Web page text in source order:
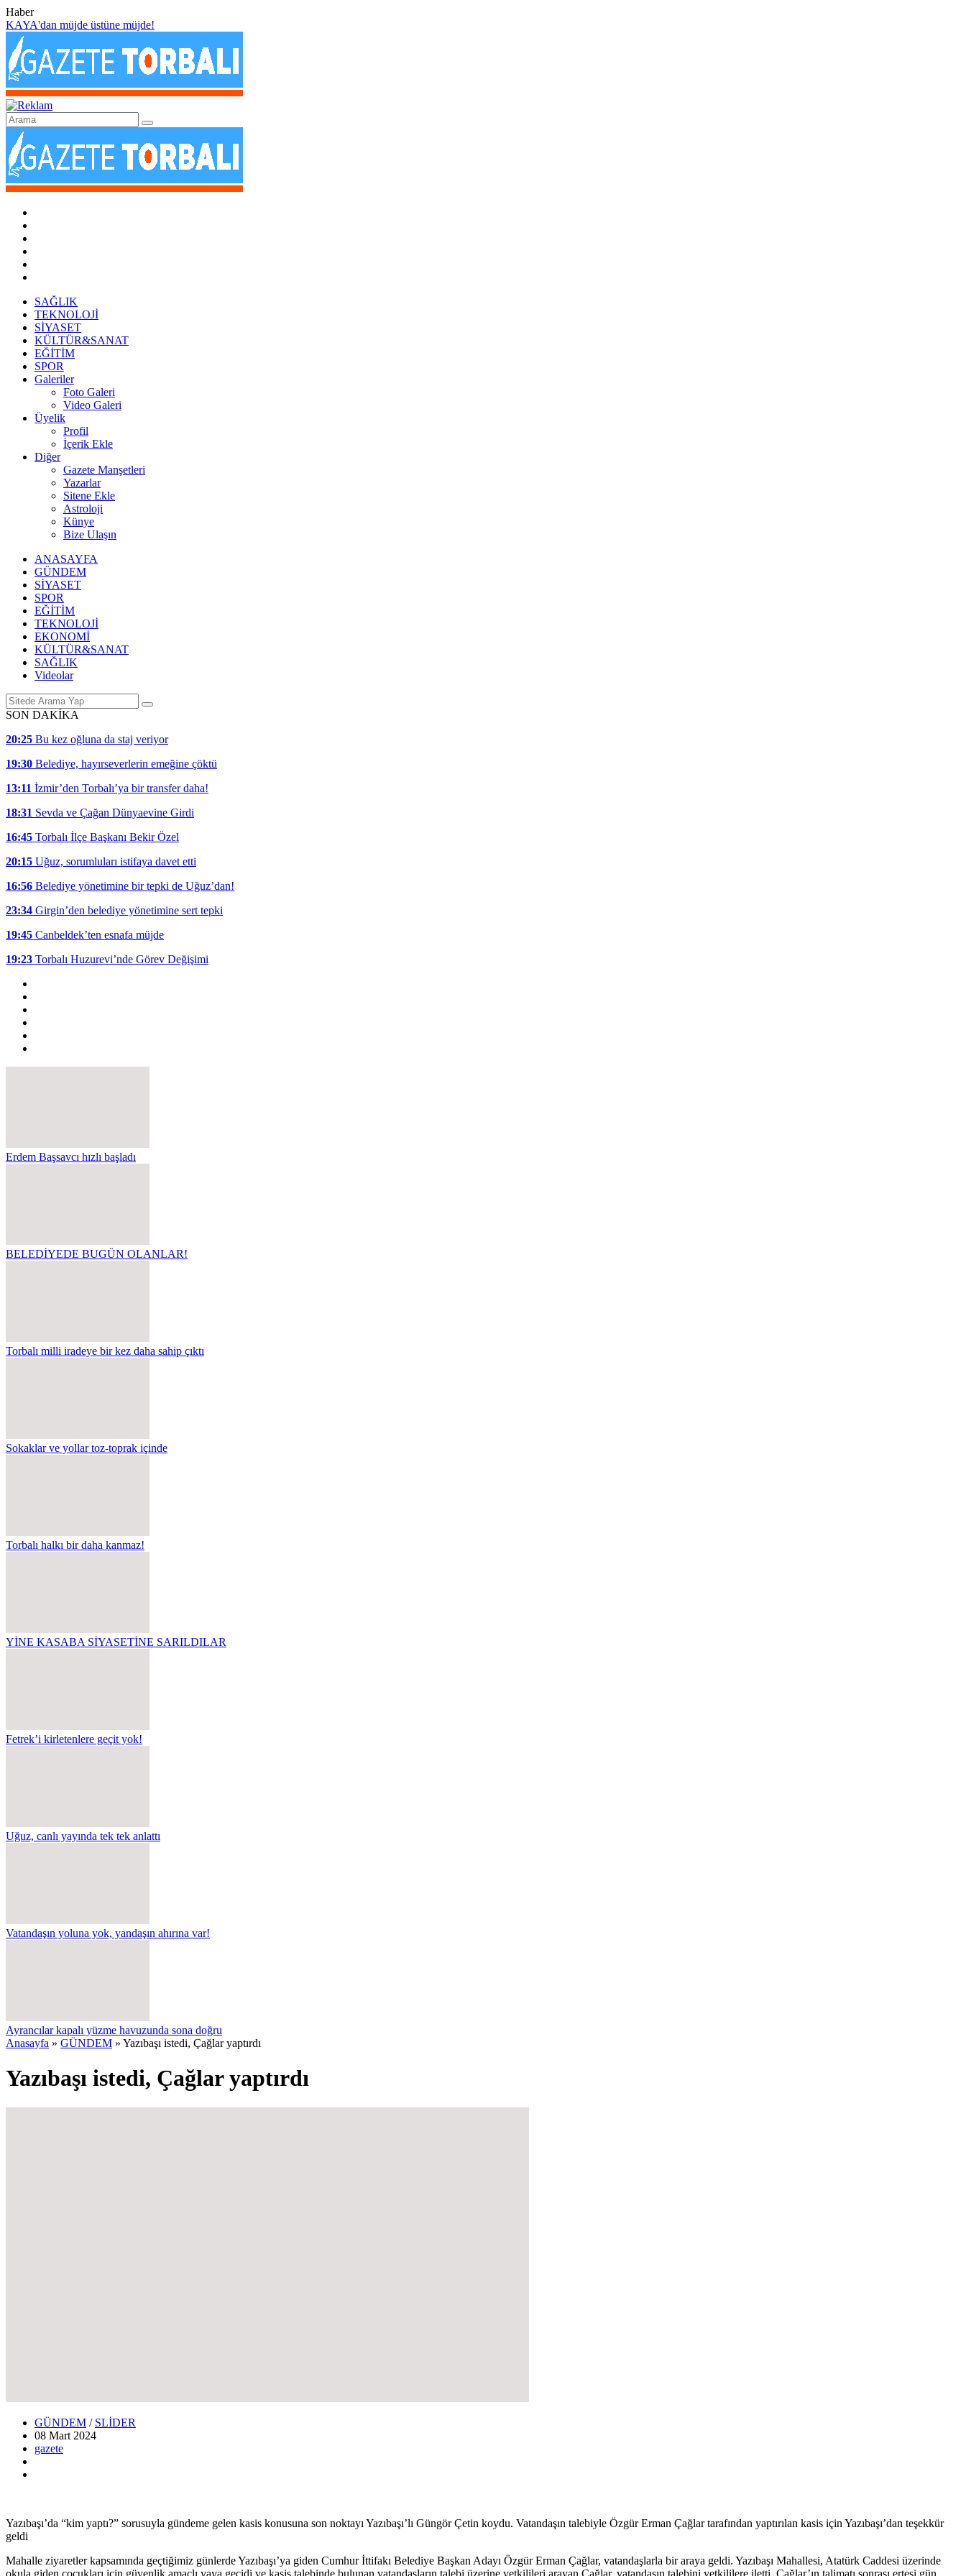
Haber
KAYA'dan müjde üstüne müjde!
SAĞLIK
TEKNOLOJİ
SİYASET
KÜLTÜR&SANAT
EĞİTİM
SPOR
Galeriler
Foto Galeri
Video Galeri
Üyelik
Profil
İçerik Ekle
Diğer
Gazete Manşetleri
Yazarlar
Sitene Ekle
Astroloji
Künye
Bize Ulaşın
ANASAYFA
GÜNDEM
SİYASET
SPOR
EĞİTİM
TEKNOLOJİ
EKONOMİ
KÜLTÜR&SANAT
SAĞLIK
Videolar
SON DAKİKA
20:25 Bu kez oğluna da staj veriyor
19:30 Belediye, hayırseverlerin emeğine çöktü
13:11 İzmir’den Torbalı’ya bir transfer daha!
18:31 Sevda ve Çağan Dünyaevine Girdi
16:45 Torbalı İlçe Başkanı Bekir Özel
20:15 Uğuz, sorumluları istifaya davet etti
16:56 Belediye yönetimine bir tepki de Uğuz’dan!
23:34 Girgin’den belediye yönetimine sert tepki
19:45 Canbeldek’ten esnafa müjde
19:23 Torbalı Huzurevi’nde Görev Değişimi
Erdem Başsavcı hızlı başladı
BELEDİYEDE BUGÜN OLANLAR!
Torbalı milli iradeye bir kez daha sahip çıktı
Sokaklar ve yollar toz-toprak içinde
Torbalı halkı bir daha kanmaz!
YİNE KASABA SİYASETİNE SARILDILAR
Fetrek’i kirletenlere geçit yok!
Uğuz, canlı yayında tek tek anlattı
Vatandaşın yoluna yok, yandaşın ahırına var!
Ayrancılar kapalı yüzme havuzunda sona doğru
Anasayfa » GÜNDEM » Yazıbaşı istedi, Çağlar yaptırdı
Yazıbaşı istedi, Çağlar yaptırdı
GÜNDEM / SLİDER
08 Mart 2024
gazete
Yazıbaşı’da “kim yaptı?” sorusuyla gündeme gelen kasis konusuna son noktayı Yazıbaşı’lı Güngör Çetin koydu. Vatandaşın talebiyle Özgür Erman Çağlar tarafından yaptırılan kasis için Yazıbaşı’dan teşekkür
geldi
Mahalle ziyaretler kapsamında geçtiğimiz günlerde Yazıbaşı’ya giden Cumhur İttifakı Belediye Başkan Adayı Özgür Erman Çağlar, vatandaşlarla bir araya geldi. Yazıbaşı Mahallesi, Atatürk Caddesi üzerinde
okula giden çocukları için güvenlik amaçlı yaya geçidi ve kasis talebinde bulunan vatandaşların talebi üzerine yetkilileri arayan Çağlar, vatandaşın talebini yetkililere iletti. Çağlar’ın talimatı sonrası ertesi gün